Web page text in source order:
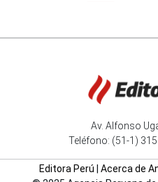
Av. Alfonso
Teléfono: (51-1)
Editora Perú Acerca de